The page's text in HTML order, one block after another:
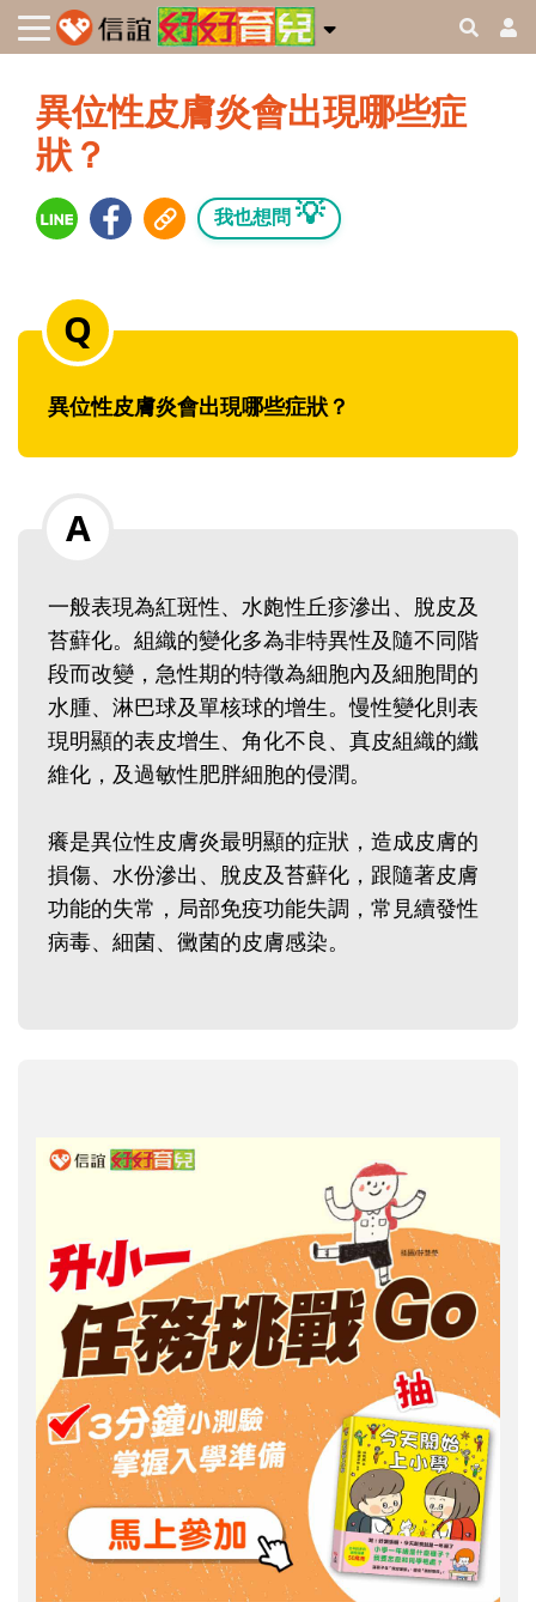
異位性皮膚炎會出現哪些症
狀？
我也想問 💡
異位性皮膚炎會出現哪些症狀？
一般表現為紅斑性、水皰性丘疹滲出、脫皮及
苔蘚化。組織的變化多為非特異性及隨不同階
段而改變，急性期的特徵為細胞內及細胞間的
水腫、淋巴球及單核球的增生。慢性變化則表
現明顯的表皮增生、角化不良、真皮組織的纖
維化，及過敏性肥胖細胞的侵潤。
癢是異位性皮膚炎最明顯的症狀，造成皮膚的
損傷、水份滲出、脫皮及苔蘚化，跟隨著皮膚
功能的失常，局部免疫功能失調，常見續發性
病毒、細菌、黴菌的皮膚感染。